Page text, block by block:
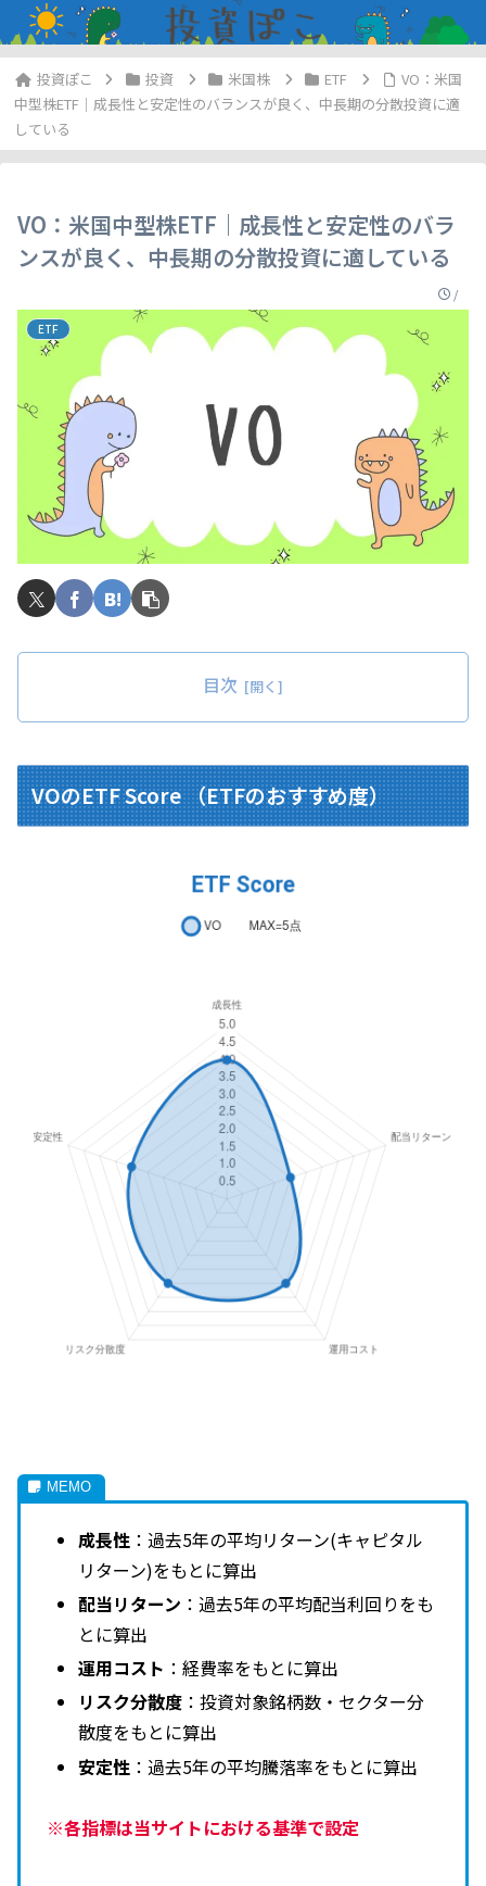
投資 米国株 ETF
VO：米国
中型株ETF｜成長性と安定性のバランスが良く、中長期の分散投資に適
している
VO：米国中型株ETF｜成長性と安定性のバラ
ンスが良く、中長期の分散投資に適している
/
ETF
目次
VOのETF Score （ETFのおすすめ度）
成長性 ：過去5年の平均リターン(キャピタル
リターン)をもとに算出
配当リターン ：過去5年の平均配当利回りをも
とに算出
運用コスト ：経費率をもとに算出
リスク分散度 ：投資対象銘柄数・セクター分
散度をもとに算出
安定性 ：過去5年の平均騰落率をもとに算出
※各指標は当サイトにおける基準で設定